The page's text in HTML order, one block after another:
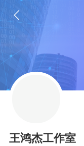
王鸿杰工作室